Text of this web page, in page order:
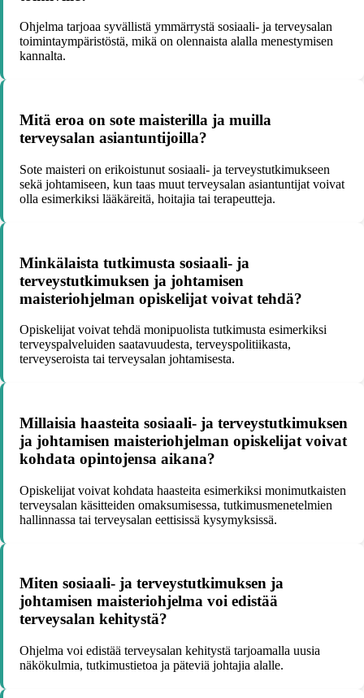
Ohjelma tarjoaa syvällistä ymmärrystä sosiaali- ja terveysalan
toimintaympäristöstä, mikä on olennaista alalla menestymisen
kannalta.
Mitä eroa on sote maisterilla ja muilla
terveysalan asiantuntijoilla?
Sote maisteri on erikoistunut sosiaali- ja terveystutkimukseen
sekä johtamiseen, kun taas muut terveysalan asiantuntijat voivat
olla esimerkiksi lääkäreitä, hoitajia tai terapeutteja.
Minkälaista tutkimusta sosiaali- ja
terveystutkimuksen ja johtamisen
maisteriohjelman opiskelijat voivat tehdä?
Opiskelijat voivat tehdä monipuolista tutkimusta esimerkiksi
terveyspalveluiden saatavuudesta, terveyspolitiikasta,
terveyseroista tai terveysalan johtamisesta.
Millaisia haasteita sosiaali- ja terveystutkimuksen
ja johtamisen maisteriohjelman opiskelijat voivat
kohdata opintojensa aikana?
Opiskelijat voivat kohdata haasteita esimerkiksi monimutkaisten
terveysalan käsitteiden omaksumisessa, tutkimusmenetelmien
hallinnassa tai terveysalan eettisissä kysymyksissä.
Miten sosiaali- ja terveystutkimuksen ja
johtamisen maisteriohjelma voi edistää
terveysalan kehitystä?
Ohjelma voi edistää terveysalan kehitystä tarjoamalla uusia
näkökulmia, tutkimustietoa ja päteviä johtajia alalle.